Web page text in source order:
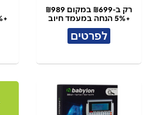
רק ב-₪699 במקום ₪989
+5% הנחה במעמד חיוב
לפרטים
+5% הנחה במעמד חיוב